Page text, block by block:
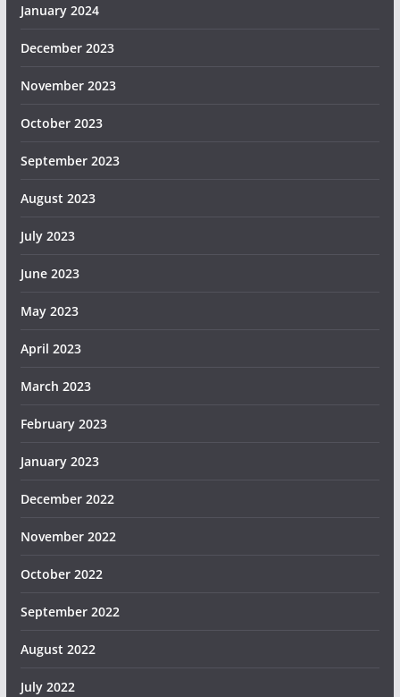
January 2024
December 2023
November 2023
October 2023
September 2023
August 2023
July 2023
June 2023
May 2023
April 2023
March 2023
February 2023
January 2023
December 2022
November 2022
October 2022
September 2022
August 2022
July 2022